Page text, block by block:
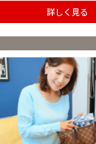
詳しく見る